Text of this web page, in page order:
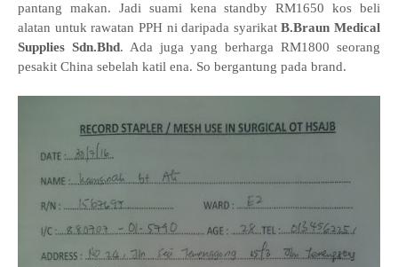
pantang makan. Jadi suami kena standby RM1650 kos beli
alatan untuk rawatan PPH ni daripada syarikatB.Braun Medical
Supplies Sdn.Bhd. Ada juga yang berharga RM1800 seorang
pesakit China sebelah katil ena. So bergantung pada brand.